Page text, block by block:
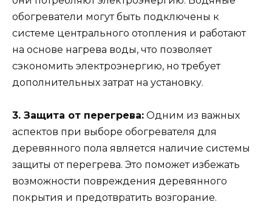
обогреватели могут быть подключены к
системе центрального отопления и работают
на основе нагрева воды, что позволяет
сэкономить электроэнергию, но требует
дополнительных затрат на установку.
3. Защита от перегрева: Одним из важных
аспектов при выборе обогревателя для
деревянного пола является наличие системы
защиты от перегрева. Это поможет избежать
возможности повреждения деревянного
покрытия и предотвратить возгорание.